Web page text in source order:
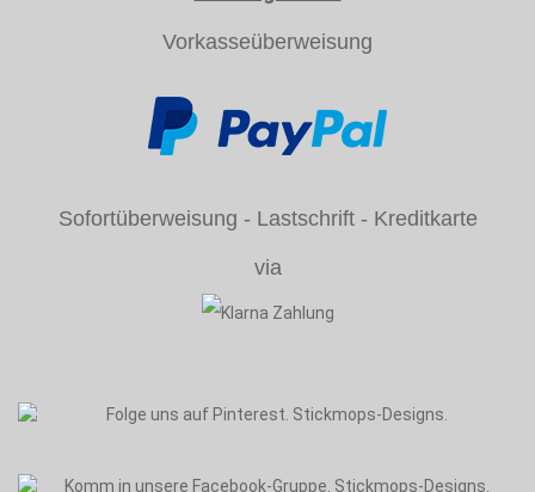
Vorkasseüberweisung
Sofortüberweisung - Lastschrift - Kreditkarte
via